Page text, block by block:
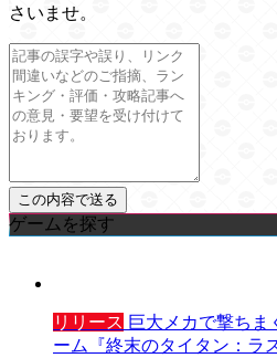
さいませ。
ゲームを探す
リリース 巨大メカで撃ちま
ーム『終末のタイタン：ラ